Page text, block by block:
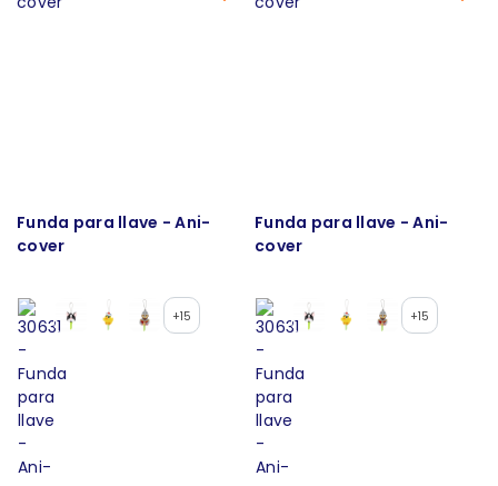
Funda para llave - Ani-
cover
+15
Funda para llave - Ani-
cover
+15